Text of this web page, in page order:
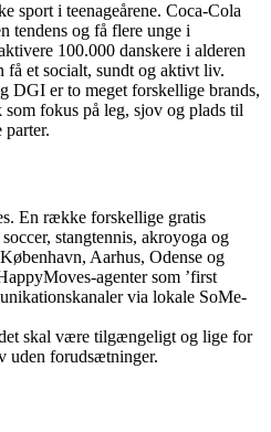
sport i teenageårene. Coca-Cola
tendens og få flere unge i
100.000 danskere i alderen
få et socialt, sundt og aktivt liv.
DGI er to meget forskellige brands,
fokus på leg, sjov og plads til
parter.
En række forskellige gratis
stangtennis, akroyoga og
Aarhus, Odense og
agenter som ’first
via lokale SoMe-
skal være tilgængeligt og lige for
uden forudsætninger.